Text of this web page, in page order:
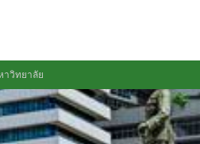
วิทยาลัย